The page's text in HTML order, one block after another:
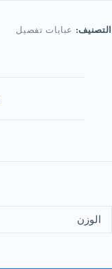
التصنيف: عبايات تفصيل
الوزن